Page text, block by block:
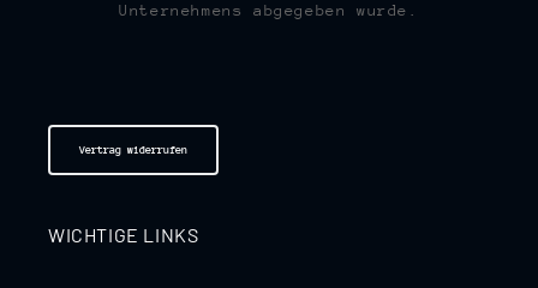
Unternehmens abgegeben wurde.
Vertrag widerrufen
WICHTIGE LINKS